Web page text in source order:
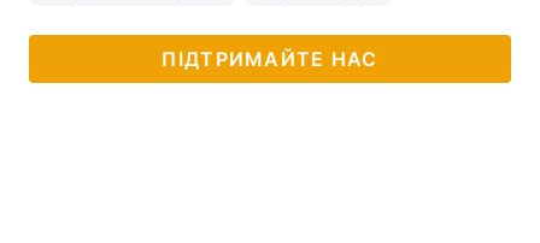
ПІДТРИМАЙТЕ НАС